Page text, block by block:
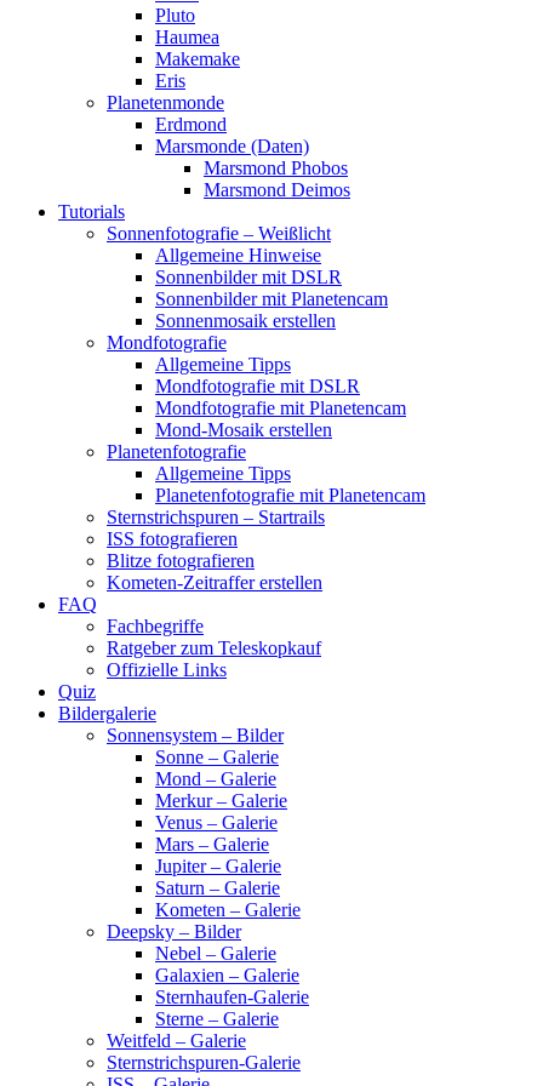
Pluto
Haumea
Makemake
Eris
Planetenmonde
Erdmond
Marsmonde (Daten)
Marsmond Phobos
Marsmond Deimos
Tutorials
Sonnenfotografie – Weißlicht
Allgemeine Hinweise
Sonnenbilder mit DSLR
Sonnenbilder mit Planetencam
Sonnenmosaik erstellen
Mondfotografie
Allgemeine Tipps
Mondfotografie mit DSLR
Mondfotografie mit Planetencam
Mond-Mosaik erstellen
Planetenfotografie
Allgemeine Tipps
Planetenfotografie mit Planetencam
Sternstrichspuren – Startrails
ISS fotografieren
Blitze fotografieren
Kometen-Zeitraffer erstellen
FAQ
Fachbegriffe
Ratgeber zum Teleskopkauf
Offizielle Links
Quiz
Bildergalerie
Sonnensystem – Bilder
Sonne – Galerie
Mond – Galerie
Merkur – Galerie
Venus – Galerie
Mars – Galerie
Jupiter – Galerie
Saturn – Galerie
Kometen – Galerie
Deepsky – Bilder
Nebel – Galerie
Galaxien – Galerie
Sternhaufen-Galerie
Sterne – Galerie
Weitfeld – Galerie
Sternstrichspuren-Galerie